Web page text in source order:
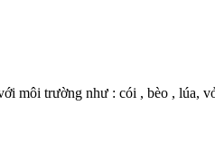
môi trường như : cói , bèo , lúa,